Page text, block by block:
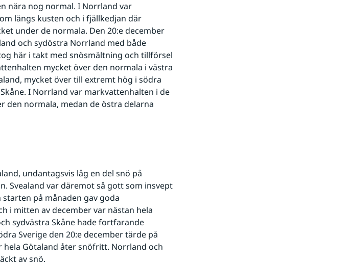
nära nog normal. I Norrland var
längs kusten och i fjällkedjan där
under de normala. Den 20:e december
och sydöstra Norrland med både
här i takt med snösmältning och tillförsel
mycket över den normala i västra
mycket över till extremt hög i södra
I Norrland var markvattenhalten i de
den normala, medan de östra delarna
undantagsvis låg en del snö på
Svealand var däremot så gott som insvept
på månaden gav goda
i mitten av december var nästan hela
sydvästra Skåne hade fortfarande
Sverige den 20:e december tärde på
hela Götaland åter snöfritt. Norrland och
av snö.